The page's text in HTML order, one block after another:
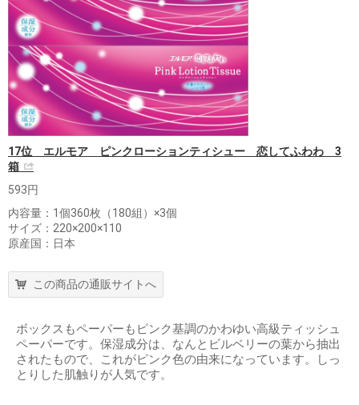
17位 エルモア ピンクローションティシュー 恋してふわわ 3
箱
593円
内容量：1個360枚（180組）×3個
サイズ：220×200×110
原産国：日本
この商品の通販サイトへ
ボックスもペーパーもピンク基調のかわゆい高級ティッシュ
ペーパーです。保湿成分は、なんとビルベリーの葉から抽出
されたもので、これがピンク色の由来になっています。しっ
とりした肌触りが人気です。